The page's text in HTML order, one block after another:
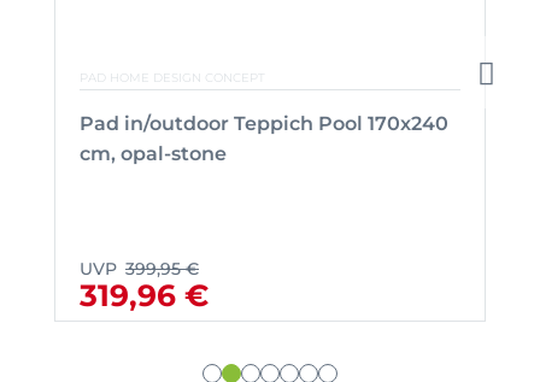
PAD HOME DESIGN CONCEPT
Pad in/outdoor Teppich Pool 170x240
cm, opal-stone
UVP 399,95 €
319,96 €